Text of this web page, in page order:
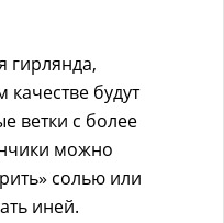
гирлянда,
будут
ветки с более
можно
солью или
иней.